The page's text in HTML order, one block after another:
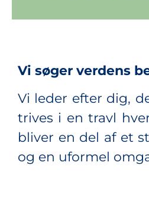
Vi søger verdens
Vi leder efter dig,
trives i en travl
bliver en del af et
og en uformel